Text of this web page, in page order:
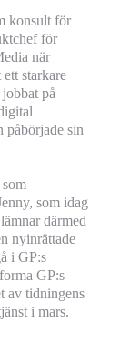
konsult för
för
när
starkare
på
påbörjade sin
som idag
därmed
nyinrättade
i GP:s
GP:s
av tidningens
i mars.